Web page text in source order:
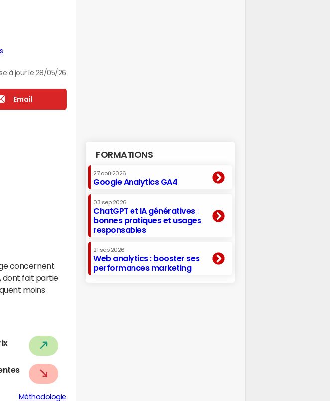
à jour le 28/05/26
Email
concernent
dont fait partie
moins
Méthodologie
FORMATIONS
27 aoû 2026
Google Analytics GA4
03 sep 2026
ChatGPT et IA génératives :
bonnes pratiques et usages
responsables
21 sep 2026
Web analytics : booster ses
performances marketing